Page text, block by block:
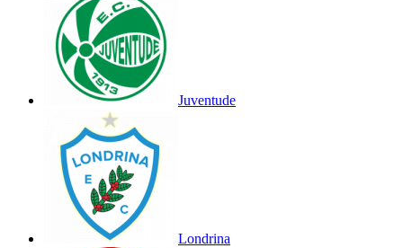
Juventude
Londrina